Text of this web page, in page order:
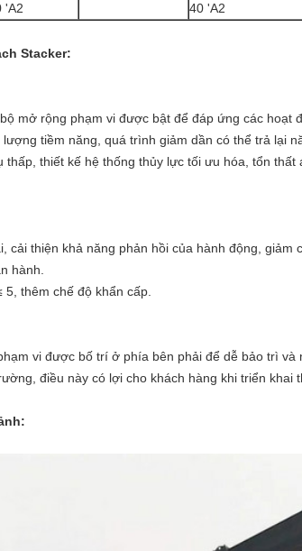
'A2
40 'A2
Stacker:
mở rộng phạm vi được bật để đáp ứng các hoạt
tiềm năng, quá trình giảm dần có thể trả lại
thấp, thiết kế hệ thống thủy lực tối ưu hóa, tổn
cải thiện khả năng phản hồi của hành động, giảm
hành.
5, thêm chế độ khẩn cấp.
vi được bố trí ở phía bên phải để dễ bảo trì
điều này có lợi cho khách hàng khi triển khai